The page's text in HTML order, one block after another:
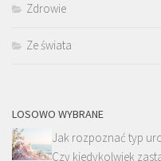
Zdrowie
Ze świata
LOSOWO WYBRANE
Jak rozpoznać typ
Czy kiedykolwiek